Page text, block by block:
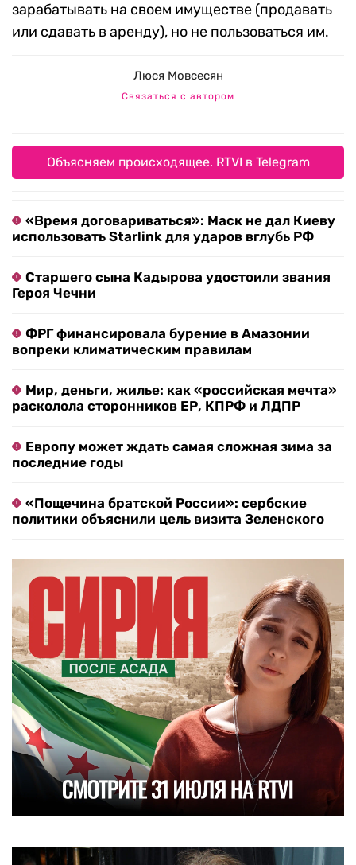
зарабатывать на своем имуществе (продавать
или сдавать в аренду), но не пользоваться им.
Люся Мовсесян
Связаться с автором
Объясняем происходящее. RTVI в Telegram
«Время договариваться»: Маск не дал Киеву
использовать Starlink для ударов вглубь РФ
Старшего сына Кадырова удостоили звания
Героя Чечни
ФРГ финансировала бурение в Амазонии
вопреки климатическим правилам
Мир, деньги, жилье: как «российская мечта»
расколола сторонников ЕР, КПРФ и ЛДПР
Европу может ждать самая сложная зима за
последние годы
«Пощечина братской России»: сербские
политики объяснили цель визита Зеленского